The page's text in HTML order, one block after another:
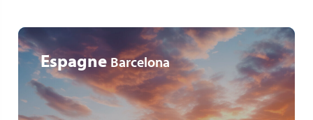
Espagne Barcelona